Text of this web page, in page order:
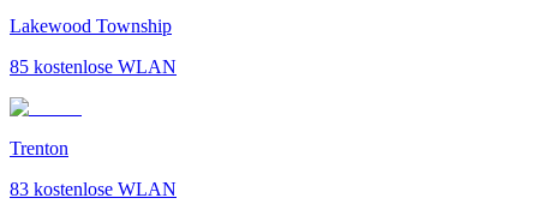
Lakewood Township
85 kostenlose WLAN
Trenton
83 kostenlose WLAN